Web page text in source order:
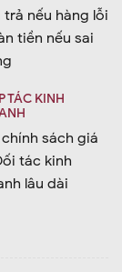
nếu hàng lỗi
tiền nếu sai
TÁC KINH
sách giá
tác kinh
lâu dài